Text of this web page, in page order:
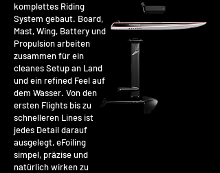
komplettes Riding
System gebaut. Board,
Mast, Wing, Battery und
Propulsion arbeiten
zusammen für ein
cleanes Setup an Land
und ein refined Feel auf
dem Wasser. Von den
ersten Flights bis zu
schnelleren Lines ist
jedes Detail darauf
ausgelegt, eFoiling
simpel, präzise und
natürlich wirken zu